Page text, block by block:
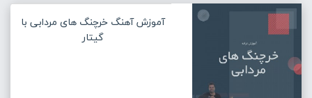
آموزش آهنگ خرچنگ های مردابی با
گیتار